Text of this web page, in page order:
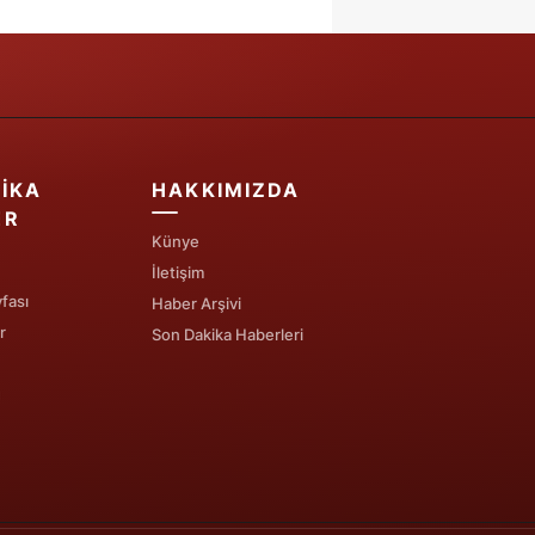
HAKKIMIZDA
Künye
İletişim
Haber Arşivi
Son Dakika Haberleri